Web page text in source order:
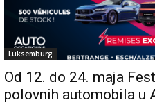
Luksemburg
Od 12. do 24. maja
polovnih automobila u